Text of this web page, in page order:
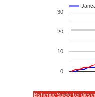
0
10
20
30
Bisherige Spiele bei